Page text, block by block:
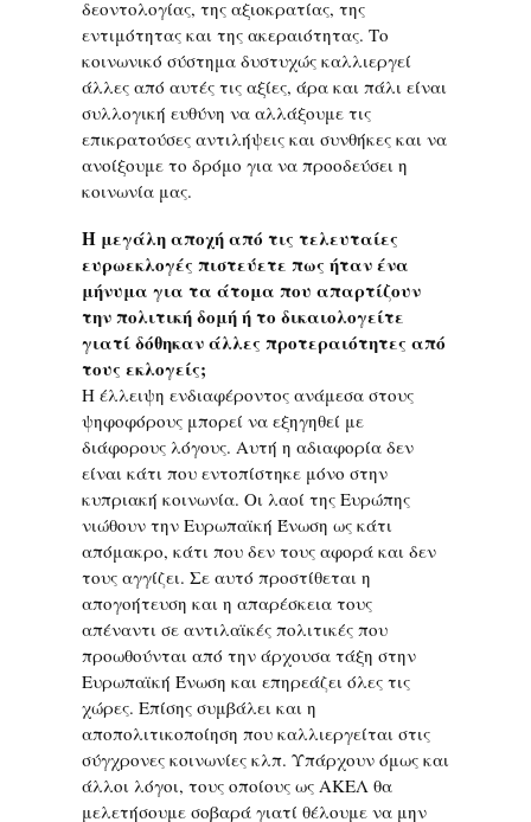
δεοντολογίας, της αξιοκρατίας, της
εντιμότητας και της ακεραιότητας. Το
κοινωνικό σύστημα δυστυχώς καλλιεργεί
άλλες από αυτές τις αξίες, άρα και πάλι είναι
συλλογική ευθύνη να αλλάξουμε τις
επικρατούσες αντιλήψεις και συνθήκες και να
ανοίξουμε το δρόμο για να προοδεύσει η
κοινωνία μας.
Η μεγάλη αποχή από τις τελευταίες
ευρωεκλογές πιστεύετε πως ήταν ένα
μήνυμα για τα άτομα που απαρτίζουν
την πολιτική δομή ή το δικαιολογείτε
γιατί δόθηκαν άλλες προτεραιότητες από
τους εκλογείς;
Η έλλειψη ενδιαφέροντος ανάμεσα στους
ψηφοφόρους μπορεί να εξηγηθεί με
διάφορους λόγους. Αυτή η αδιαφορία δεν
είναι κάτι που εντοπίστηκε μόνο στην
κυπριακή κοινωνία. Οι λαοί της Ευρώπης
νιώθουν την Ευρωπαϊκή Ένωση ως κάτι
απόμακρο, κάτι που δεν τους αφορά και δεν
τους αγγίζει. Σε αυτό προστίθεται η
απογοήτευση και η απαρέσκεια τους
απέναντι σε αντιλαϊκές πολιτικές που
προωθούνται από την άρχουσα τάξη στην
Ευρωπαϊκή Ένωση και επηρεάζει όλες τις
χώρες. Επίσης συμβάλει και η
αποπολιτικοποίηση που καλλιεργείται στις
σύγχρονες κοινωνίες κλπ. Υπάρχουν όμως και
άλλοι λόγοι, τους οποίους ως ΑΚΕΛ θα
μελετήσουμε σοβαρά γιατί θέλουμε να μην